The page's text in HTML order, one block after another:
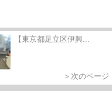
【東京都足立区伊興...
＞次のページ